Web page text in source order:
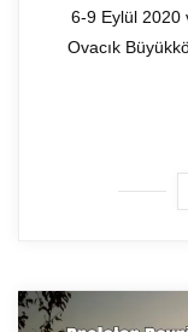
6-9 Eylül 2020
Ovacık